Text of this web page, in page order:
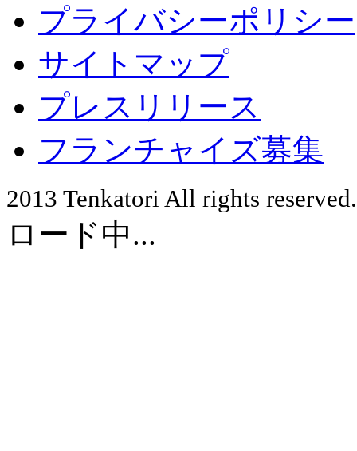
プライバシーポリシー
サイトマップ
プレスリリース
フランチャイズ募集
2013 Tenkatori All rights
ロード中...